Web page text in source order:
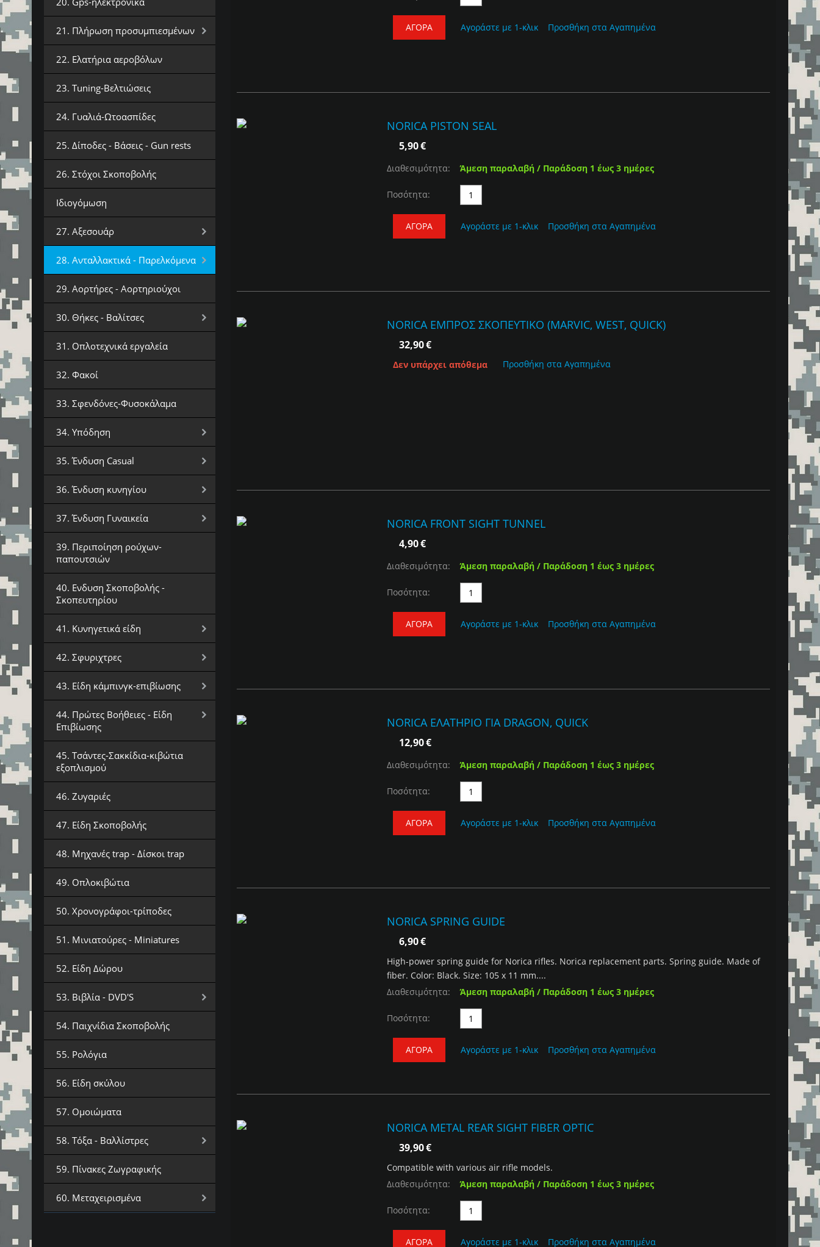
21. Πλήρωση προσυμπιεσμένων
22. Ελατήρια αεροβόλων
23. Tuning-Βελτιώσεις
24. Γυαλιά-Ωτοασπίδες
25. Δίποδες - Βάσεις - Gun rests
26. Στόχοι Σκοποβολής
Ιδιογόμωση
27. Αξεσουάρ
28. Ανταλλακτικά - Παρελκόμενα
29. Αορτήρες - Αορτηριούχοι
30. Θήκες - Βαλίτσες
31. Οπλοτεχνικά εργαλεία
32. Φακοί
33. Σφενδόνες-Φυσοκάλαμα
34. Υπόδηση
35. Ένδυση Casual
36. Ένδυση κυνηγίου
37. Ένδυση Γυναικεία
39. Περιποίηση ρούχων-
παπουτσιών
40. Ενδυση Σκοποβολής -
Σκοπευτηρίου
41. Κυνηγετικά είδη
42. Σφυριχτρες
43. Είδη κάμπινγκ-επιβίωσης
44. Πρώτες Βοήθειες - Είδη
Επιβίωσης
45. Τσάντες-Σακκίδια-κιβώτια
εξοπλισμού
46. Ζυγαριές
47. Είδη Σκοποβολής
48. Μηχανές trap - Δίσκοι trap
49. Οπλοκιβώτια
50. Χρονογράφοι-τρίποδες
51. Μινιατούρες - Miniatures
52. Είδη Δώρου
53. Βιβλία - DVD'S
54. Παιχνίδια Σκοποβολής
55. Ρολόγια
56. Είδη σκύλου
57. Ομοιώματα
58. Τόξα - Βαλλίστρες
59. Πίνακες Ζωγραφικής
60. Μεταχειρισμένα
ΑΓΟΡΆ Αγοράστε με 1-κλικ Προσθήκη στα Αγαπημένα
NORICA PISTON SEAL
5,90€
Διαθεσιμότητα: Άμεση παραλαβή / Παράδοση 1 έως 3 ημέρες
Ποσότητα:
ΑΓΟΡΆ Αγοράστε με 1-κλικ Προσθήκη στα Αγαπημένα
NORICA ΕΜΠΡΟΣ ΣΚΟΠΕΥΤΙΚΟ (MARVIC, WEST, QUICK)
32,90€
Δεν υπάρχει απόθεμα Προσθήκη στα Αγαπημένα
NORICA FRONT SIGHT TUNNEL
4,90€
Διαθεσιμότητα: Άμεση παραλαβή / Παράδοση 1 έως 3 ημέρες
Ποσότητα:
ΑΓΟΡΆ Αγοράστε με 1-κλικ Προσθήκη στα Αγαπημένα
NORICA ΕΛΑΤΗΡΙΟ ΓΙΑ DRAGON, QUICK
12,90€
Διαθεσιμότητα: Άμεση παραλαβή / Παράδοση 1 έως 3 ημέρες
Ποσότητα:
ΑΓΟΡΆ Αγοράστε με 1-κλικ Προσθήκη στα Αγαπημένα
NORICA SPRING GUIDE
6,90€
High-power spring guide for Norica rifles. Norica replacement parts. Spring guide. Made of
fiber. Color: Black. Size: 105 x 11 mm....
Διαθεσιμότητα:
Άμεση παραλαβή / Παράδοση 1 έως 3 ημέρες
Ποσότητα:
ΑΓΟΡΆ Αγοράστε με 1-κλικ Προσθήκη στα Αγαπημένα
NORICA METAL REAR SIGHT FIBER OPTIC
39,90€
Compatible with various air rifle models.
Διαθεσιμότητα:
Άμεση παραλαβή / Παράδοση 1 έως 3 ημέρες
Ποσότητα:
ΑΓΟΡΆ Αγοράστε με 1-κλικ Προσθήκη στα Αγαπημένα